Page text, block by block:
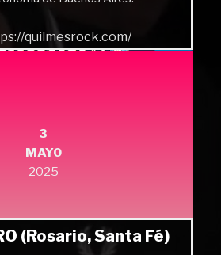
quilmesrock.com/
3
MAYO
2025
(Rosario, Santa Fé)